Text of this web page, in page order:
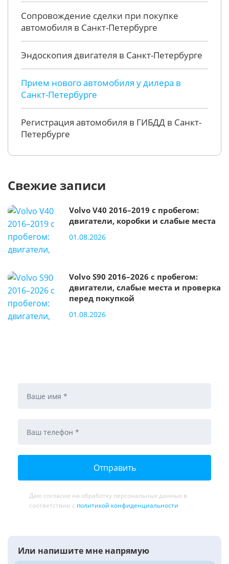
Сопровождение сделки при покупке
автомобиля в Санкт-Петербурге
Эндоскопия двигателя в Санкт-Петербурге
Прием нового автомобиля у дилера в
Санкт-Петербурге
Регистрация автомобиля в ГИБДД в Санкт-
Петербурге
Свежие записи
Volvo V40 2016–2019 с пробегом:
двигатели, коробки и слабые места
01.08.2026
Volvo S90 2016–2026 с пробегом:
двигатели, слабые места и проверка
перед покупкой
01.08.2026
Даю согласие на обработку персональных данных в
соответствии с политикой конфиденциальности
Или напишите мне напрямую